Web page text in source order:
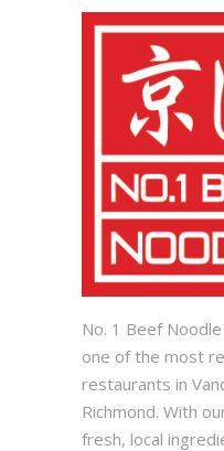
No. 1 Beef
one of the most
restaurants in
Richmond. With
fresh, local